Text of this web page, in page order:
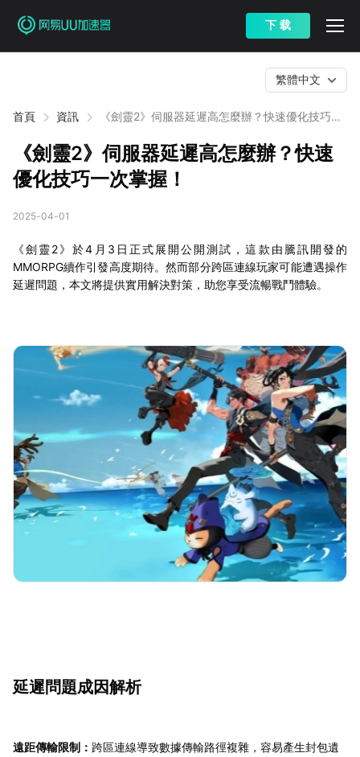
下 载
首頁 資訊
《劍靈2》伺服器延遲高怎麼辦？快速優化技巧一
繁體中文
《劍靈2》伺服器延遲高怎麼辦？快速
優化技巧一次掌握！
2025-04-01
《劍靈2》於4月3日正式展開公開測試，這款由騰訊開發的
MMORPG續作引發高度期待。然而部分跨區連線玩家可能遭遇操作
延遲問題，本文將提供實用解決對策，助您享受流暢戰鬥體驗。
延遲問題成因解析
遠距傳輸限制： 跨區連線導致數據傳輸路徑複雜，容易產生封包遺